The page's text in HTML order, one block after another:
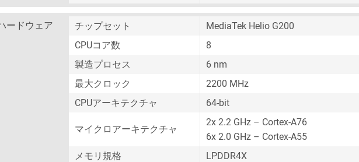
ードウェア チップセット
MediaTek Helio G200
CPUコア数
8
製造プロセス
6 nm
最大クロック
2200 MHz
CPUアーキテクチャ
64-bit
マイクロアーキテクチャ
2x 2.2 GHz – Cortex-A76
6x 2.0 GHz – Cortex-A55
メモリ規格
LPDDR4X